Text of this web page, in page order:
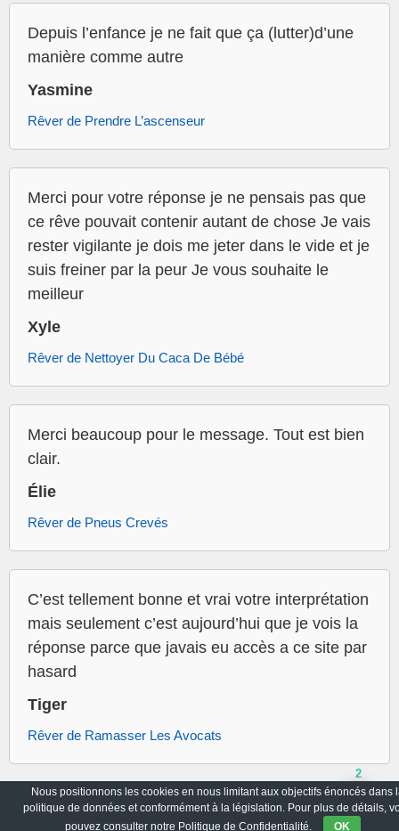
Depuis l’enfance je ne fait que ça (lutter)d’une
manière comme autre
Yasmine
Rêver de Prendre L’ascenseur
Merci pour votre réponse je ne pensais pas que
ce rêve pouvait contenir autant de chose Je vais
rester vigilante je dois me jeter dans le vide et je
suis freiner par la peur Je vous souhaite le
meilleur
Xyle
Rêver de Nettoyer Du Caca De Bébé
Merci beaucoup pour le message. Tout est bien
clair.
Élie
Rêver de Pneus Crevés
C’est tellement bonne et vrai votre interprétation
mais seulement c’est aujourd’hui que je vois la
réponse parce que javais eu accès a ce site par
hasard
Tiger
Rêver de Ramasser Les Avocats
Archives Politique de Confidentialité
Nous positionnons les cookies en nous limitant aux objectifs énoncés dans
politique de données et conformément à la législation. Pour plus de détails,
pouvez consulter notre Politique de Confidentialité.
OK
2